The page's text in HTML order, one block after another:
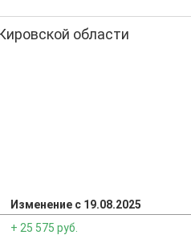
области
Изменение с 19.08.2025
+ 25 575 руб.